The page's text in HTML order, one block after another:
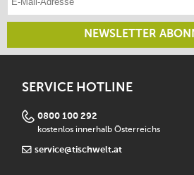
NEWSLETTER
SERVICE HOTLINE
0800 100 292
kostenlos innerhalb Österreichs
service@tischwelt.at